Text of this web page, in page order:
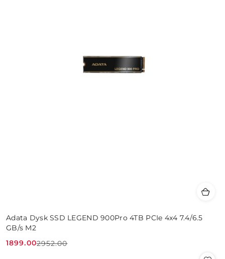
Adata Dysk SSD LEGEND 900Pro 4TB PCIe 4x4 7.4/6.5
GB/s M2
Cena
1899.00
Cena
2952.00